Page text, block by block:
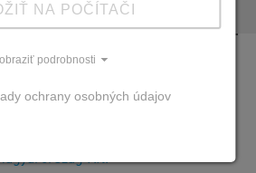
informácie o produktoch
Kft.
NA POČÍTAČI
podrobnosti
ochrany osobných údajov